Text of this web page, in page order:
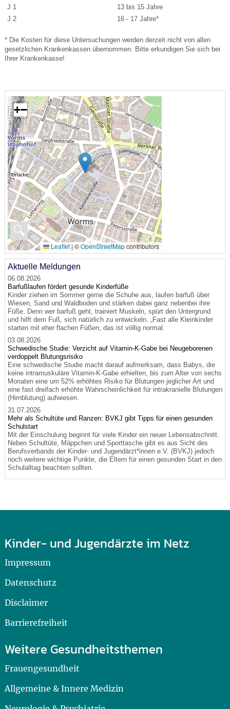
J 1
13 bis 15 Jahre
J 2
16 - 17 Jahre*
* Die Kosten für diese Untersuchungen werden derzeit nicht von allen
gesetzlichen Krankenkassen übernommen. Bitte erkundigen Sie sich bei
Ihrer Krankenkasse!
🔍
+−
Leaflet | ©OpenStreetMapcontributors
Aktuelle Meldungen
06.08.2026
Barfußlaufen fördert gesunde Kinderfüße
Kinder ziehen im Sommer gerne die Schuhe aus, laufen barfuß über
Wiesen, Sand und Waldboden und stärken dabei ganz nebenbei ihre
Füße. Denn wer barfuß geht, trainiert Muskeln, spürt den Untergrund
und hilft dem Fuß, sich natürlich zu entwickeln. „Fast alle Kleinkinder
starten mit eher flachen Füßen, das ist völlig normal.
03.08.2026
Schwedische Studie: Verzicht auf Vitamin-K-Gabe bei Neugeborenen
verdoppelt Blutungsrisiko
Eine schwedische Studie macht darauf aufmerksam, dass Babys, die
keine intramuskuläre Vitamin-K-Gabe erhielten, bis zum Alter von sechs
Monaten eine um 52% erhöhtes Risiko für Blutungen jeglicher Art und
eine fast dreifach erhöhte Wahrscheinlichkeit für intrakranielle Blutungen
(Hirnblutung) aufwiesen.
31.07.2026
Mehr als Schultüte und Ranzen: BVKJ gibt Tipps für einen gesunden
Schulstart
Mit der Einschulung beginnt für viele Kinder ein neuer Lebensabschnitt.
Neben Schultüte, Mäppchen und Sporttasche gibt es aus Sicht des
Berufsverbands der Kinder- und Jugendärzt*innen e.V. (BVKJ) jedoch
noch weitere wichtige Punkte, die Eltern für einen gesunden Start in den
Schulalltag beachten sollten.
Kinder- und Jugendärzte im Netz
Impressum
Datenschutz
Disclaimer
Barrierefreiheit
Weitere Gesundheitsthemen
Frauengesundheit
Allgemeine & Innere Medizin